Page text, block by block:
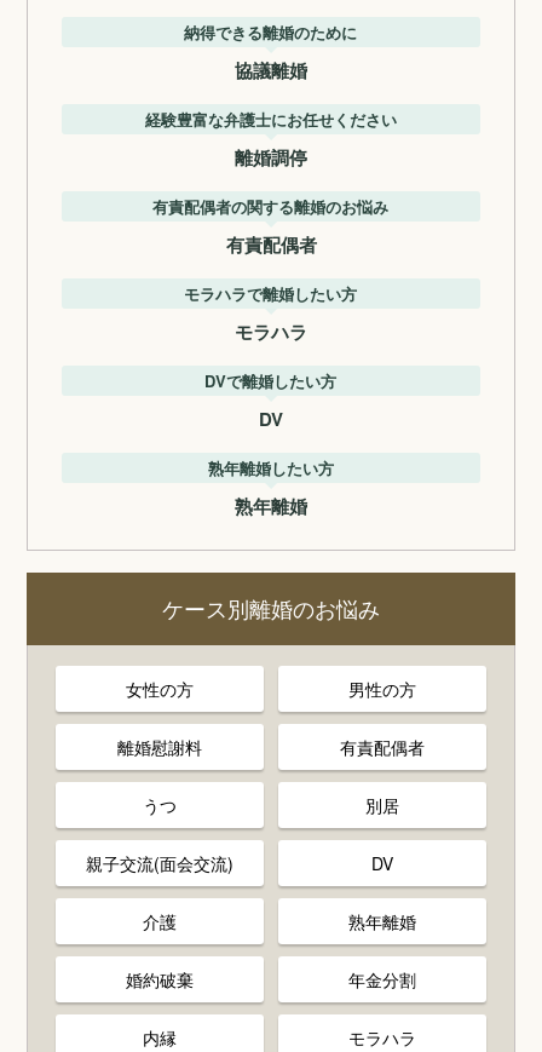
納得できる離婚のために
協議離婚
経験豊富な弁護士にお任せください
離婚調停
有責配偶者の関する離婚のお悩み
有責配偶者
モラハラで離婚したい方
モラハラ
DVで離婚したい方
DV
熟年離婚したい方
熟年離婚
ケース別離婚のお悩み
女性の方 男性の方
離婚慰謝料 有責配偶者
うつ 別居
親子交流(面会交流) DV
介護 熟年離婚
婚約破棄 年金分割
内縁 モラハラ